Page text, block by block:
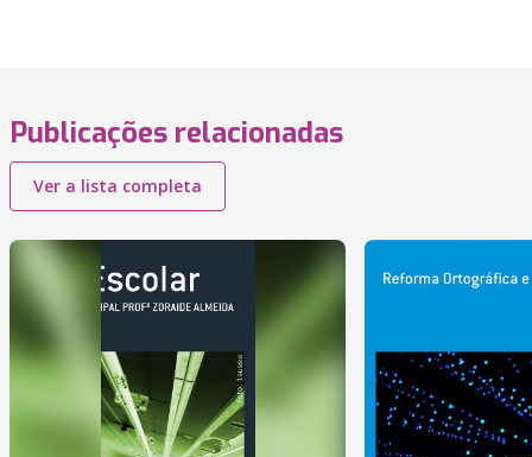
Publicações relacionadas
Ver a lista completa